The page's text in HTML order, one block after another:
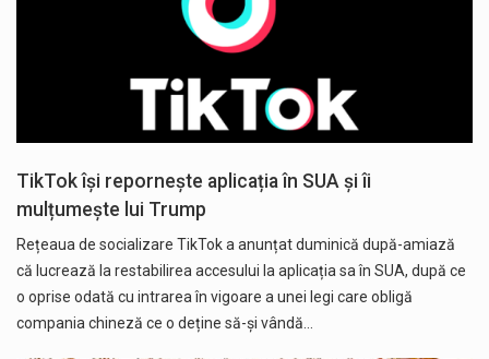
TikTok își repornește aplicația în SUA și îi
mulțumește lui Trump
Rețeaua de socializare TikTok a anunțat duminică după-amiază
că lucrează la restabilirea accesului la aplicația sa în SUA, după ce
o oprise odată cu intrarea în vigoare a unei legi care obligă
compania chineză ce o deține să-și vândă…